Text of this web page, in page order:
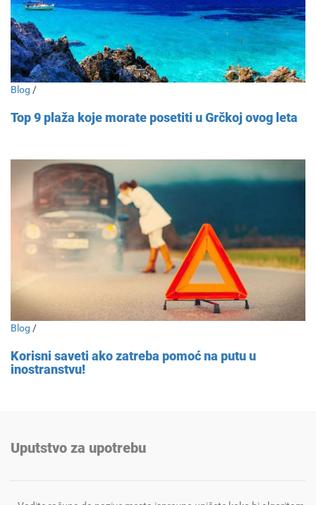
Blog /
Top 9 plaža koje morate posetiti u Grčkoj ovog leta
Blog /
Korisni saveti ako zatreba pomoć na putu u
inostranstvu!
Uputstvo za upotrebu